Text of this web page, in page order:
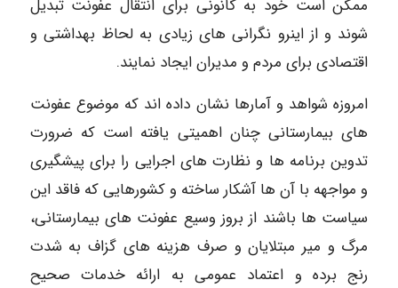
ممکن است خود به کانونی برای انتقال عفونت تبدیل
شوند و از اینرو نگرانی های زیادی به لحاظ بهداشتی و
اقتصادی برای مردم و مدیران ایجاد نمایند.
امروزه شواهد و آمارها نشان داده اند که موضوع عفونت
های بیمارستانی چنان اهمیتی یافته است که ضرورت
تدوین برنامه ها و نظارت های اجرایی را برای پیشگیری
و مواجهه با آن ها آشکار ساخته و کشورهایی که فاقد این
سیاست ها باشند از بروز وسیع عفونت های بیمارستانی،
مرگ و میر مبتلایان و صرف هزینه های گزاف به شدت
رنج برده و اعتماد عمومی به ارائه خدمات صحیح